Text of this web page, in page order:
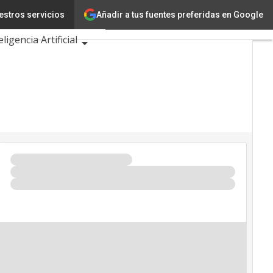
Añadir a tus fuentes preferidas en Google
servicios
Innovación
Artificial